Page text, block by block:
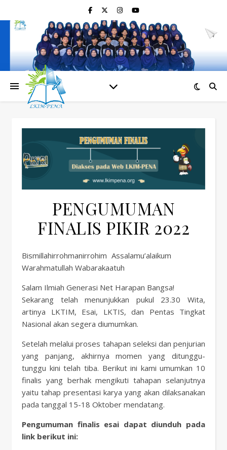
PENGUMUMAN
FINALIS PIKIR 2022
Bismillahirrohmanirrohim Assalamu’alaikum
Warahmatullah Wabarakaatuh
Salam Ilmiah Generasi Net Harapan Bangsa!
Sekarang telah menunjukkan pukul 23.30 Wita,
artinya LKTIM, Esai, LKTIS, dan Pentas Tingkat
Nasional akan segera diumumkan.
Setelah melalui proses tahapan seleksi dan penjurian
yang panjang, akhirnya momen yang ditunggu-
tunggu kini telah tiba. Berikut ini kami umumkan 10
finalis yang berhak mengikuti tahapan selanjutnya
yaitu tahap presentasi karya yang akan dilaksanakan
pada tanggal 15-18 Oktober mendatang.
Pengumuman finalis esai dapat diunduh pada
link berikut ini: